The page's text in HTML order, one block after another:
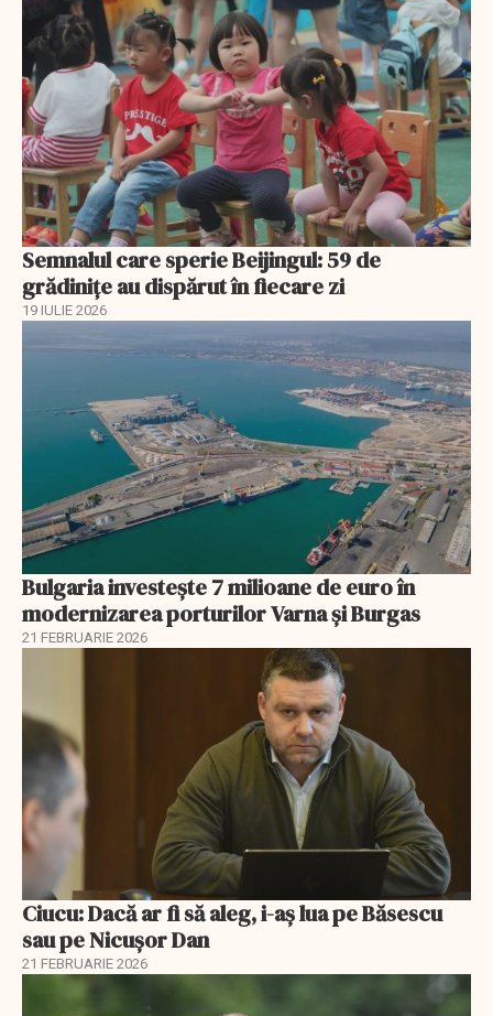
Semnalul care sperie Beijingul: 59 de
grădinițe au dispărut în fiecare zi
19 IULIE 2026
Bulgaria investește 7 milioane de euro în
modernizarea porturilor Varna și Burgas
21 FEBRUARIE 2026
Ciucu: Dacă ar fi să aleg, i-aș lua pe Băsescu
sau pe Nicușor Dan
21 FEBRUARIE 2026